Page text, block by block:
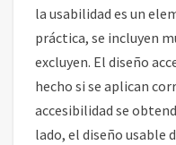
la usabilidad es un
práctica, se incluyen
excluyen. El diseño
hecho si se aplican
accesibilidad se
lado, el diseño usable